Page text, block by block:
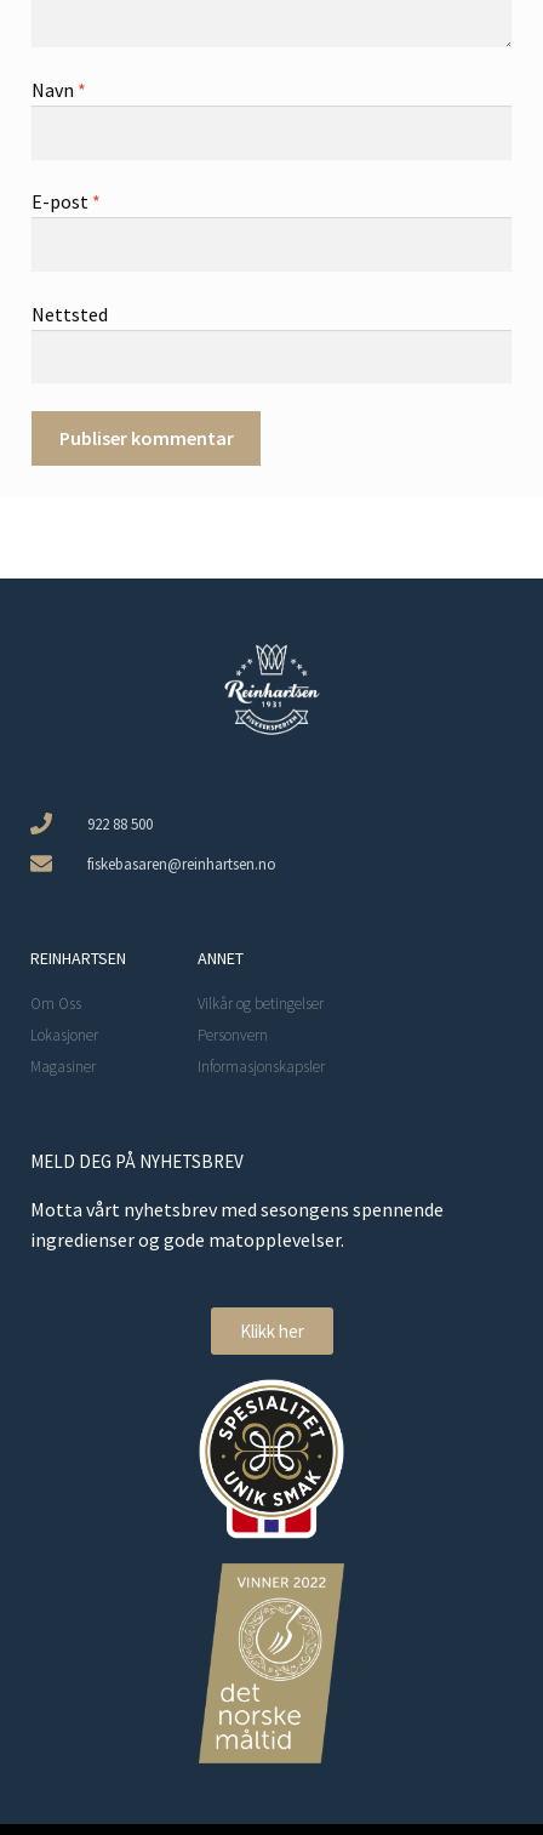
Navn *
E-post *
Nettsted
922 88 500
fiskebasaren@reinhartsen.no
REINHARTSEN
Om Oss
Lokasjoner
Magasiner
ANNET
Vilkår og betingelser
Personvern
Informasjonskapsler
MELD DEG PÅ NYHETSBREV
Motta vårt nyhetsbrev med sesongens spennende
ingredienser og gode matopplevelser.
Klikk her